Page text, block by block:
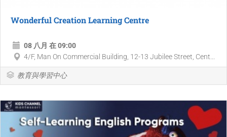
Wonderful Creation Learning Centre
08 八月 在 09:00
4/F, Man On Commercial Building, 12-13 Jubilee Street, Cent...
教育與學習中心